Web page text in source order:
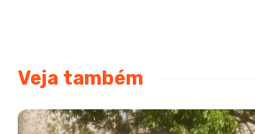
Veja também